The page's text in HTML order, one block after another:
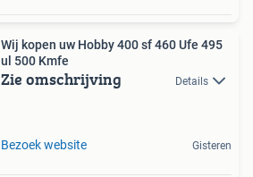
Wij kopen uw Hobby 400 sf 460 Ufe 495
ul 500 Kmfe
Zie omschrijving Details
Bezoek website Gisteren